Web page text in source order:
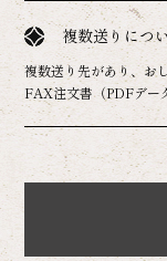
複数送りにつ
複数送り先があり、お
FAX注文書（PDFデー